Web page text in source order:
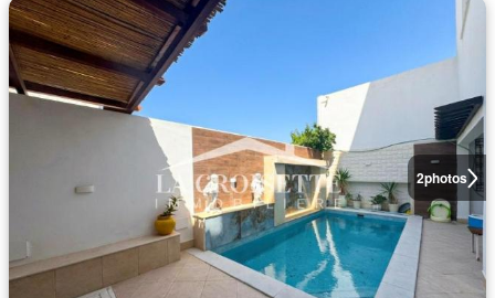
2photos